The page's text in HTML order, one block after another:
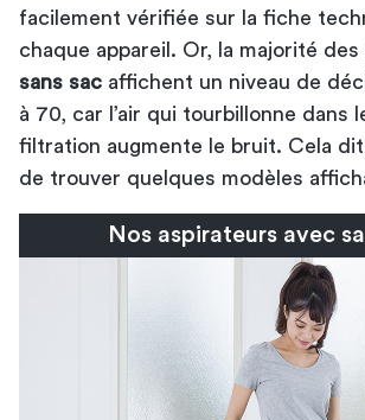
facilement vérifiée sur la fiche
chaque appareil. Or, la majorité des
sans sac affichent un niveau de
à 70, car l’air qui tourbillonne dans
filtration augmente le bruit. Cela
de trouver quelques modèles
Nos aspirateurs avec